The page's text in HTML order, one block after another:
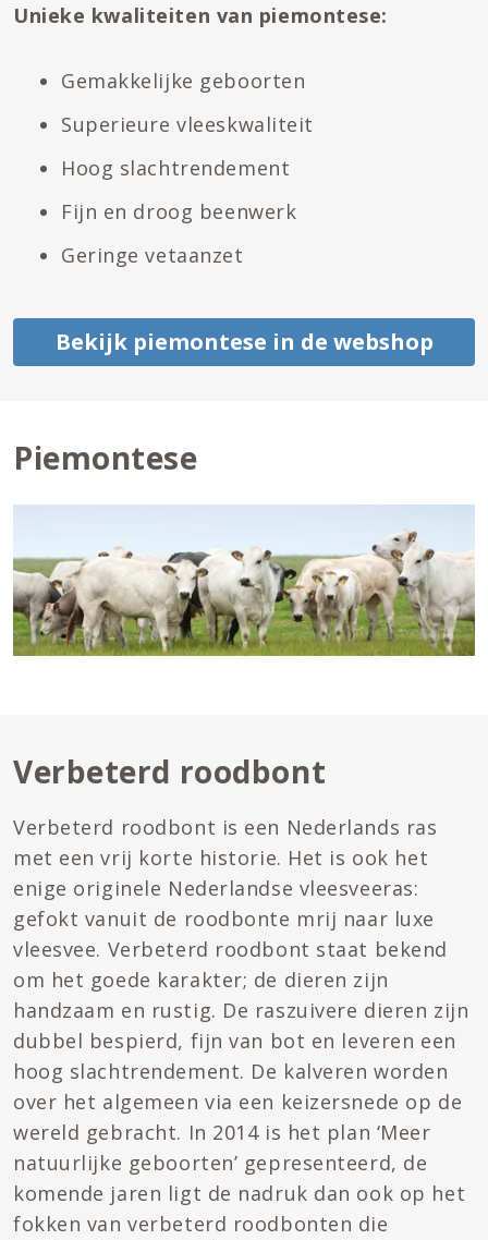
Unieke kwaliteiten van piemontese:
Gemakkelijke geboorten
Superieure vleeskwaliteit
Hoog slachtrendement
Fijn en droog beenwerk
Geringe vetaanzet
Bekijk piemontese in de webshop
Piemontese
Verbeterd roodbont
Verbeterd roodbont is een Nederlands ras
met een vrij korte historie. Het is ook het
enige originele Nederlandse vleesveeras:
gefokt vanuit de roodbonte mrij naar luxe
vleesvee. Verbeterd roodbont staat bekend
om het goede karakter; de dieren zijn
handzaam en rustig. De raszuivere dieren zijn
dubbel bespierd, fijn van bot en leveren een
hoog slachtrendement. De kalveren worden
over het algemeen via een keizersnede op de
wereld gebracht. In 2014 is het plan ‘Meer
natuurlijke geboorten’ gepresenteerd, de
komende jaren ligt de nadruk dan ook op het
fokken van verbeterd roodbonten die